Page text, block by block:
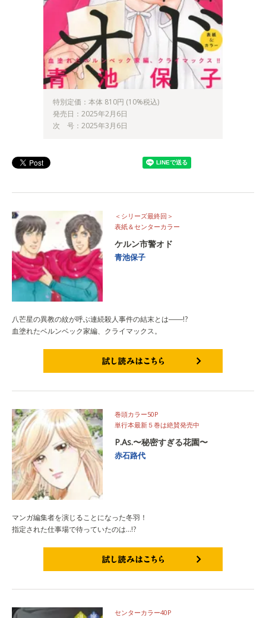
特別定価：本体 810円 (10%税込)
発売日：2025年2月6日
次 号：2025年3月6日
＜シリーズ最終回＞
表紙＆センターカラー
ケルン市警オド
青池保子
八芒星の異教の紋が呼ぶ連続殺人事件の結末とは――!?
血塗れたベルンベック家編、クライマックス。
巻頭カラー50P
単行本最新５巻は絶賛発売中
P.As.〜秘密すぎる花園〜
赤石路代
マンガ編集者を演じることになった冬羽！
指定された仕事場で待っていたのは…!?
センターカラー40P